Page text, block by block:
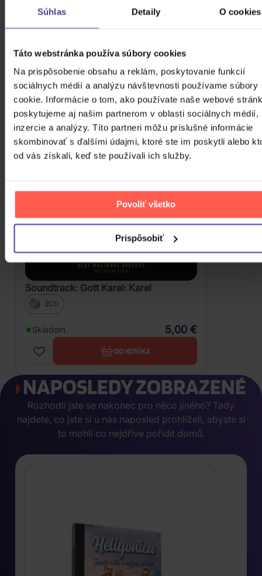
Súhlas Detaily O cookies
Táto webstránka používa súbory cookies
Na prispôsobenie obsahu a reklám, poskytovanie funkcií
sociálnych médií a analýzu návštevnosti používame súbory
cookie. Informácie o tom, ako používate naše webové
poskytujeme aj našim partnerom v oblasti sociálnych médií,
inzercie a analýzy. Títo partneri môžu príslušné informácie
skombinovať s ďalšími údajmi, ktoré ste im poskytli alebo
od vás získali, keď ste používali ich služby.
Povoliť všetko
Prispôsobiť
PODOBNÉ PRODUKTY
kusovky. Mrknite na ne.
Soundtrack: Gott Karel: Karel
2CD
Skladom 5,00 €
DO KOŠÍKA
NAPOSLEDY ZOBRAZENÉ
Rozhodli jste se nakonec pro něco jiného? Tady
najdete, co jste si u nás naposled prohlíželi, abyste si
to mohli co nejdříve pořídit domů.